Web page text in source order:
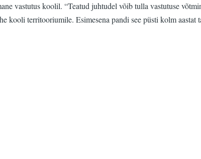
vastutus koolil. “Teatud juhtudel võib tulla vastutuse
kooli territooriumile. Esimesena pandi see püsti kolm aastat